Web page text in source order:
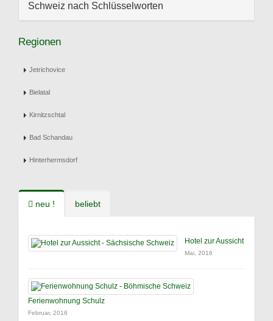
Schweiz nach Schlüsselworten
Regionen
Jetrichovice
Bielatal
Kirnitzschtal
Bad Schandau
Hinterhermsdorf
neu ! beliebt
Hotel zur Aussicht
Mai, 2016
Ferienwohnung Schulz
Februar, 2016